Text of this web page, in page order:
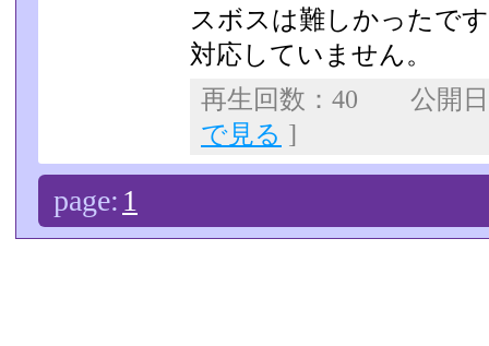
ス­ボスは難しかったで
対応していません。
再生回数：40 公開
で見る ]
page: 1